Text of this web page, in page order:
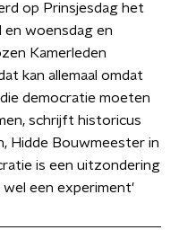
op Prinsjesdag het
en woensdag en
Kamerleden
kan allemaal omdat
democratie moeten
schrijft historicus
Hidde Bouwmeester in
is een uitzondering
wel een experiment'